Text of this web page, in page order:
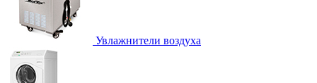
Увлажнители воздуха